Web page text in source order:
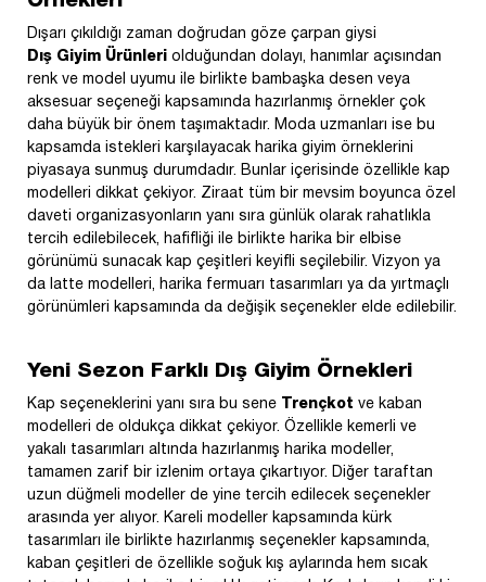
Dışarı çıkıldığı zaman doğrudan göze çarpan giysi
Dış Giyim Ürünleri olduğundan dolayı, hanımlar açısından
renk ve model uyumu ile birlikte bambaşka desen veya
aksesuar seçeneği kapsamında hazırlanmış örnekler çok
daha büyük bir önem taşımaktadır. Moda uzmanları ise bu
kapsamda istekleri karşılayacak harika giyim örneklerini
piyasaya sunmuş durumdadır. Bunlar içerisinde özellikle kap
modelleri dikkat çekiyor. Ziraat tüm bir mevsim boyunca özel
daveti organizasyonların yanı sıra günlük olarak rahatlıkla
tercih edilebilecek, hafifliği ile birlikte harika bir elbise
görünümü sunacak kap çeşitleri keyifli seçilebilir. Vizyon ya
da latte modelleri, harika fermuarı tasarımları ya da yırtmaçlı
görünümleri kapsamında da değişik seçenekler elde edilebilir.
Yeni Sezon Farklı Dış Giyim Örnekleri
Kap seçeneklerini yanı sıra bu sene Trençkot ve kaban
modelleri de oldukça dikkat çekiyor. Özellikle kemerli ve
yakalı tasarımları altında hazırlanmış harika modeller,
tamamen zarif bir izlenim ortaya çıkartıyor. Diğer taraftan
uzun düğmeli modeller de yine tercih edilecek seçenekler
arasında yer alıyor. Kareli modeller kapsamında kürk
tasarımları ile birlikte hazırlanmış seçenekler kapsamında,
kaban çeşitleri de özellikle soğuk kış aylarında hem sıcak